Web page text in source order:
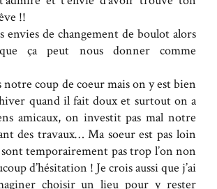
!!
envies de changement de boulot alors
ça peut nous donner comme
notre coup de coeur mais on y est bien
quand il fait doux et surtout on a
amicaux, on investit pas mal notre
des travaux… Ma soeur est pas loin
temporairement pas trop l’on non
d’hésitation ! Je crois aussi que j’ai
choisir un lieu pour y rester